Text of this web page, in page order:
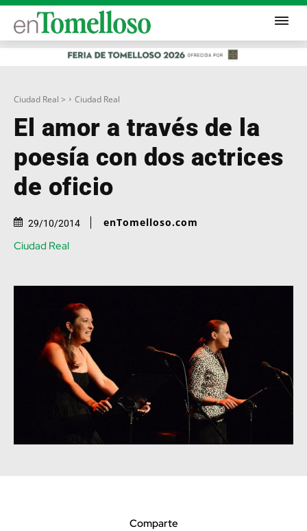
Ciudad Real > Ciudad Real
El amor a través de la
poesía con dos actrices
de oficio
29/10/2014 enTomelloso.com
Ciudad Real
Comparte